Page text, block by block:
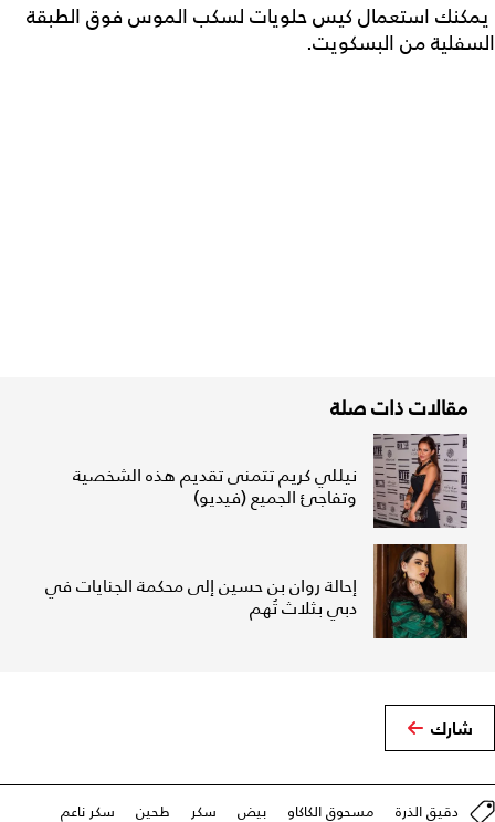
يمكنك استعمال كيس حلويات لسكب الموس فوق الطبقة
السفلية من البسكويت.
مقالات ذات صلة
نيللي كريم تتمنى تقديم هذه الشخصية
وتفاجئ الجميع (فيديو)
إحالة روان بن حسين إلى محكمة الجنايات في
دبي بثلاث تُهم
شارك
دقيق الذرة مسحوق الكاكاو بيض سكر طحين سكر ناعم